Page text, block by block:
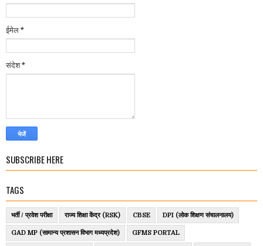
ईमेल *
संदेश*
SUBSCRIBE HERE
TAGS
भर्ती / प्रवेश परीक्षा राज्य शिक्षा केंद्र (RSK) CBSE DPI (लोक शिक्षण संचालनालय)
GAD MP (सामान्य प्रशासन विभाग मध्यप्रदेश) GFMS PORTAL